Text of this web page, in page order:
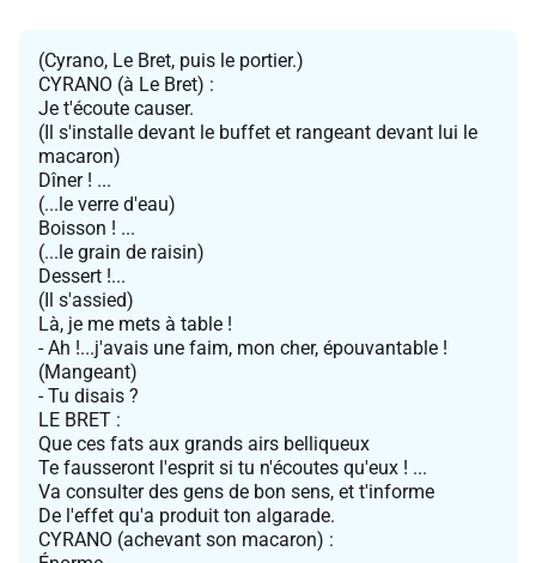
(Cyrano, Le Bret, puis le portier.)
CYRANO (à Le Bret) :
Je t'écoute causer.
(Il s'installe devant le buffet et rangeant devant lui le
macaron)
Dîner ! ...
(...le verre d'eau)
Boisson ! ...
(...le grain de raisin)
Dessert !...
(Il s'assied)
Là, je me mets à table !
- Ah !...j'avais une faim, mon cher, épouvantable !
(Mangeant)
- Tu disais ?
LE BRET :
Que ces fats aux grands airs belliqueux
Te fausseront l'esprit si tu n'écoutes qu'eux ! ...
Va consulter des gens de bon sens, et t'informe
De l'effet qu'a produit ton algarade.
CYRANO (achevant son macaron) :